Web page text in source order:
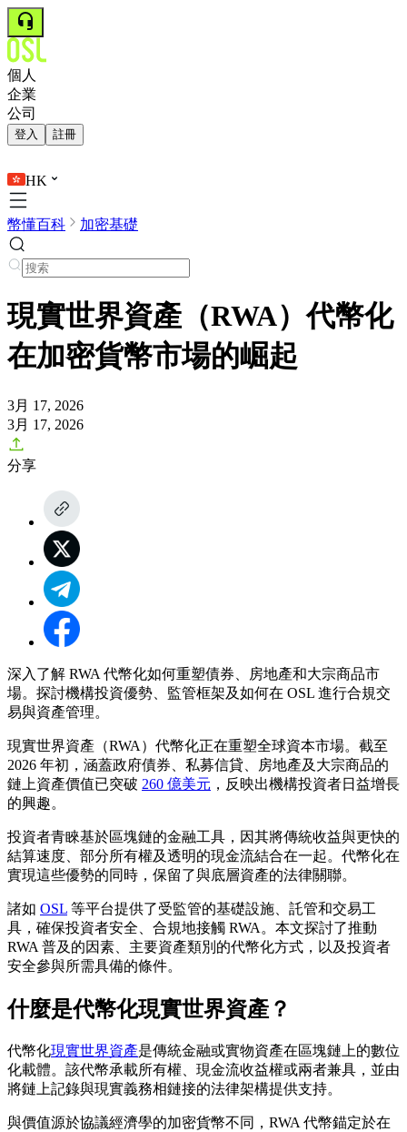
個人
企業
公司
登入 註冊
HK
幣懂百科 加密基礎
現實世界資產（RWA）代幣化
在加密貨幣市場的崛起
3月 17, 2026
3月 17, 2026
分享
深入了解 RWA 代幣化如何重塑債券、房地產和大宗商品市
場。探討機構投資優勢、監管框架及如何在 OSL 進行合規交
易與資產管理。
現實世界資產（RWA）代幣化正在重塑全球資本市場。截至
2026 年初，涵蓋政府債券、私募信貸、房地產及大宗商品的
鏈上資產價值已突破 260 億美元 ，反映出機構投資者日益增長
的興趣。
投資者青睞基於區塊鏈的金融工具，因其將傳統收益與更快的
結算速度、部分所有權及透明的現金流結合在一起。代幣化在
實現這些優勢的同時，保留了與底層資產的法律關聯。
諸如 OSL 等平台提供了受監管的基礎設施、託管和交易工
具，確保投資者安全、合規地接觸 RWA。本文探討了推動
RWA 普及的因素、主要資產類別的代幣化方式，以及投資者
安全參與所需具備的條件。
什麼是代幣化現實世界資產？
代幣化現實世界資產是傳統金融或實物資產在區塊鏈上的數位
化載體。該代幣承載所有權、現金流收益權或兩者兼具，並由
將鏈上記錄與現實義務相鏈接的法律架構提供支持。
與價值源於協議經濟學的加密貨幣不同，RWA 代幣錨定於在